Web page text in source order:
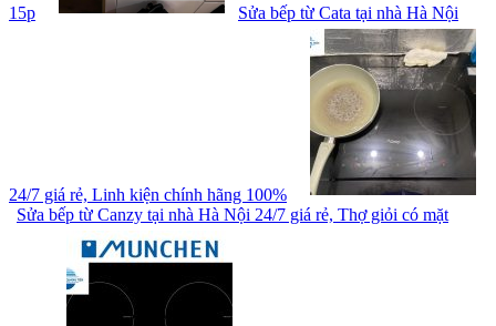
15p Sửa bếp từ Cata tại nhà Hà Nội
24/7 giá rẻ, Linh kiện chính hãng 100%
Sửa bếp từ Canzy tại nhà Hà Nội 24/7 giá rẻ, Thợ giỏi có mặt